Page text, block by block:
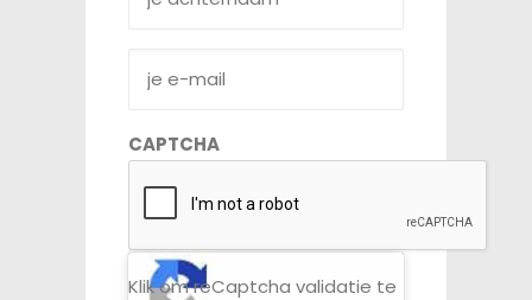
mailadres
CAPTCHA
Klik om reCaptcha validatie te